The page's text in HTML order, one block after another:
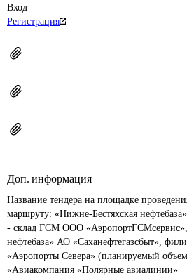
Вход
Регистрация
Доп. информация
Название тендера на площадке
маршруту: «Нижне-Бестяхская
- склад ГСМ ООО «АэропортГСМсервис»,
нефтебаза» АО «Саханефтегазсбыт»,
«Аэропорты Севера» (планируемый
«Авиакомпания «Полярные авиалинии»